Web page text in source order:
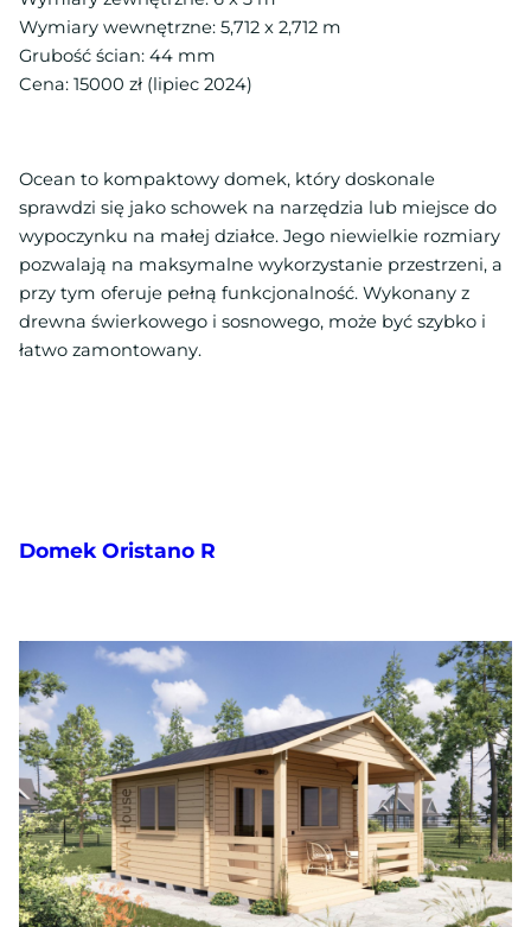
Wymiary wewnętrzne: 5,712 x 2,712 m
Grubość ścian: 44 mm
Cena: 15000 zł (lipiec 2024)
Ocean to kompaktowy domek, który doskonale
sprawdzi się jako schowek na narzędzia lub miejsce do
wypoczynku na małej działce. Jego niewielkie rozmiary
pozwalają na maksymalne wykorzystanie przestrzeni, a
przy tym oferuje pełną funkcjonalność. Wykonany z
drewna świerkowego i sosnowego, może być szybko i
łatwo zamontowany.
Domek Oristano R